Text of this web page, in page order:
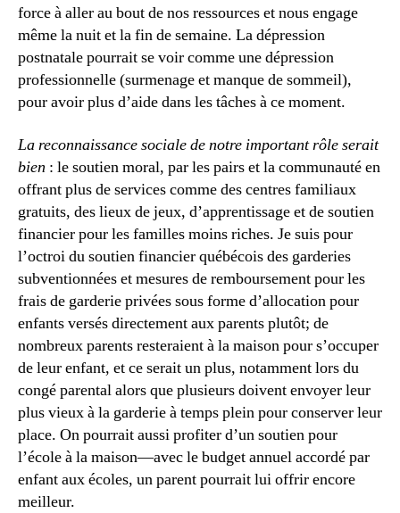
force à aller au bout de nos ressources et nous engage
même la nuit et la fin de semaine. La dépression
postnatale pourrait se voir comme une dépression
professionnelle (surmenage et manque de sommeil),
pour avoir plus d’aide dans les tâches à ce moment.
La reconnaissance sociale de notre important rôle serait
bien : le soutien moral, par les pairs et la communauté en
offrant plus de services comme des centres familiaux
gratuits, des lieux de jeux, d’apprentissage et de soutien
financier pour les familles moins riches. Je suis pour
l’octroi du soutien financier québécois des garderies
subventionnées et mesures de remboursement pour les
frais de garderie privées sous forme d’allocation pour
enfants versés directement aux parents plutôt; de
nombreux parents resteraient à la maison pour s’occuper
de leur enfant, et ce serait un plus, notamment lors du
congé parental alors que plusieurs doivent envoyer leur
plus vieux à la garderie à temps plein pour conserver leur
place. On pourrait aussi profiter d’un soutien pour
l’école à la maison—avec le budget annuel accordé par
enfant aux écoles, un parent pourrait lui offrir encore
meilleur.